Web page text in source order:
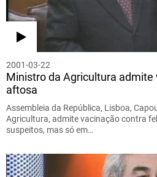
2001-03-22
Ministro da Agricultura
aftosa
Assembleia da República, Lisboa,
Agricultura, admite vacinação contra
suspeitos, mas só em…